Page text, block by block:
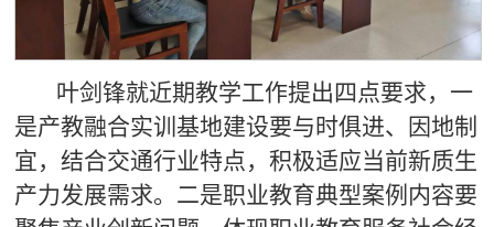
叶剑锋就近期教学工作提出四点要求，一
是产教融合实训基地建设要与时俱进、因地制
宜，结合交通行业特点，积极适应当前新质生
产力发展需求。二是职业教育典型案例内容要